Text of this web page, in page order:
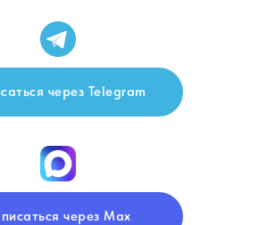
через Max
через Telegram